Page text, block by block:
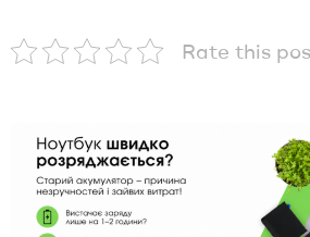
Rate this